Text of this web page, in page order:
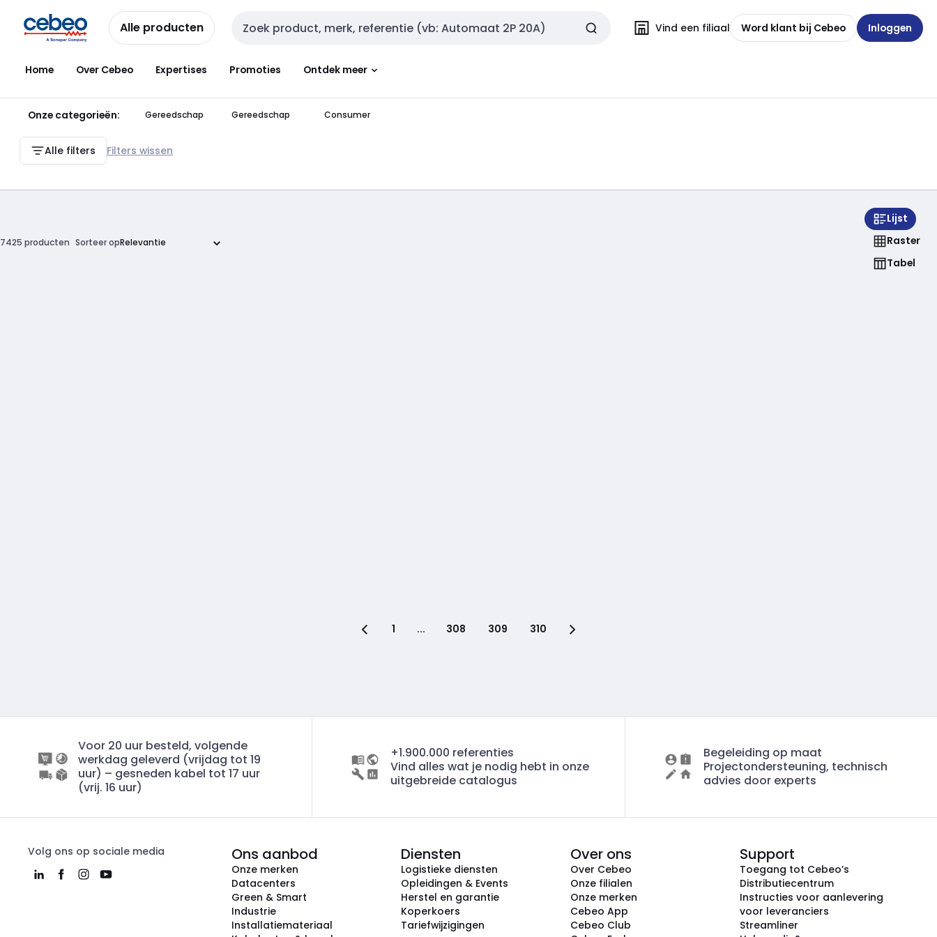
naar
navigatie
naar
inhoud
Alle producten Zoekveld invoer Vind een filiaal Word klant bij Cebeo Inloggen
Home Over Cebeo Expertises Promoties Ontdek meer
Onze categorieën: Gereedschap Gereedschap Consumer
Alle filters Filters wissen
7425 producten Sorteer op
Lijst
Raster
Tabel
1 ... 308 309 310
Voor 20 uur besteld, volgende
werkdag geleverd (vrijdag tot 19
uur) – gesneden kabel tot 17 uur
(vrij. 16 uur)
+1.900.000 referenties
Vind alles wat je nodig hebt in onze
uitgebreide catalogus
Begeleiding op maat
Projectondersteuning, technisch
advies door experts
Volg ons op sociale media Ons aanbod
Onze merken
Datacenters
Green & Smart
Industrie
Installatiemateriaal
Diensten
Logistieke diensten
Opleidingen & Events
Herstel en garantie
Koperkoers
Tariefwijzigingen
Over ons
Over Cebeo
Onze filialen
Onze merken
Cebeo App
Cebeo Club
Support
Toegang tot Cebeo’s
Distributiecentrum
Instructies voor aanlevering
voor leveranciers
Streamliner